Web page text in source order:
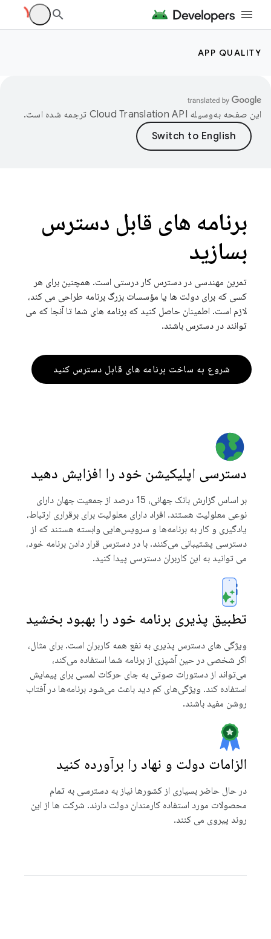
APP QUALITY
این صفحه به‌وسیله ترجمه شده است.
برنامه های قابل دسترس
بسازید
تمرین مهندسی در دسترس کار درستی است. همچنین برای هر
کسی که برای دولت ها یا مؤسسات بزرگ برنامه طراحی می کند،
لازم است. اطمینان حاصل کنید که برنامه های شما تا آنجا که می
توانند در دسترس باشند.
شروع به ساخت برنامه های قابل دسترس کنید
دسترسی اپلیکیشن خود را افزایش دهید
بر اساس گزارش بانک جهانی، 15 درصد از جمعیت جهان دارای
نوعی معلولیت هستند. افراد دارای معلولیت برای برقراری ارتباط،
یادگیری و کار به برنامه‌ها و سرویس‌هایی وابسته هستند که از
دسترسی پشتیبانی می‌کنند. با در دسترس قرار دادن برنامه خود،
می توانید به این کاربران دسترسی پیدا کنید.
تطبیق پذیری برنامه خود را بهبود بخشید
ویژگی های دسترس پذیری به نفع همه کاربران است. برای مثال،
اگر شخصی در حین آشپزی از برنامه شما استفاده می‌کند،
می‌تواند از دستورات صوتی به جای حرکات لمسی برای پیمایش
استفاده کند. ویژگی‌های کم دید باعث می‌شود برنامه‌ها در آفتاب
روشن مفید باشند.
الزامات دولت و نهاد را برآورده کنید
در حال حاضر بسیاری از کشورها نیاز به دسترسی به تمام
محصولات مورد استفاده کارمندان دولت دارند. شرکت ها از این
روند پیروی می کنند.